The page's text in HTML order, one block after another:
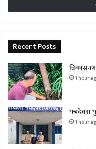
Recent Posts
1 hour
पचदेवरा
1 hour